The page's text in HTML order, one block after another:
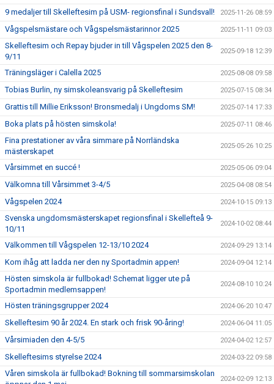
9 medaljer till Skelleftesim på USM- regionsfinal i Sundsvall! 2025-11-26 08:59
Vågspelsmästare och Vågspelsmästarinnor 2025 2025-11-11 09:03
Skelleftesim och Repay bjuder in till Vågspelen 2025 den 8-
9/11
2025-09-18 12:39
Träningsläger i Calella 2025 2025-08-08 09:58
Tobias Burlin, ny simskoleansvarig på Skelleftesim 2025-07-15 08:34
Grattis till Millie Eriksson! Bronsmedalj i Ungdoms SM! 2025-07-14 17:33
Boka plats på hösten simskola! 2025-07-11 08:46
Fina prestationer av våra simmare på Norrländska
mästerskapet
2025-05-26 10:25
Vårsimmet en succé ! 2025-05-06 09:04
Välkomna till Vårsimmet 3-4/5 2025-04-08 08:54
Vågspelen 2024 2024-10-15 09:13
Svenska ungdomsmästerskapet regionsfinal i Skellefteå 9-
10/11
2024-10-02 08:44
Välkommen till Vågspelen 12-13/10 2024 2024-09-29 13:14
Kom ihåg att ladda ner den ny Sportadmin appen! 2024-09-04 12:14
Hösten simskola är fullbokad! Schemat ligger ute på
Sportadmin medlemsappen!
2024-08-10 10:24
Hösten träningsgrupper 2024 2024-06-20 10:47
Skelleftesim 90 år 2024. En stark och frisk 90-åring! 2024-06-04 11:05
Vårsimiaden den 4-5/5 2024-04-02 12:57
Skelleftesims styrelse 2024 2024-03-22 09:58
Våren simskola är fullbokad! Bokning till sommarsimskolan
2024-02-09 12:13